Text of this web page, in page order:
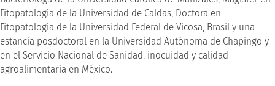
Fitopatología de la Universidad de Caldas, Doctora en
Fitopatología de la Universidad Federal de Vicosa, Brasil y una
estancia posdoctoral en la Universidad Autónoma de Chapingo y
en el Servicio Nacional de Sanidad, inocuidad y calidad
agroalimentaria en México.